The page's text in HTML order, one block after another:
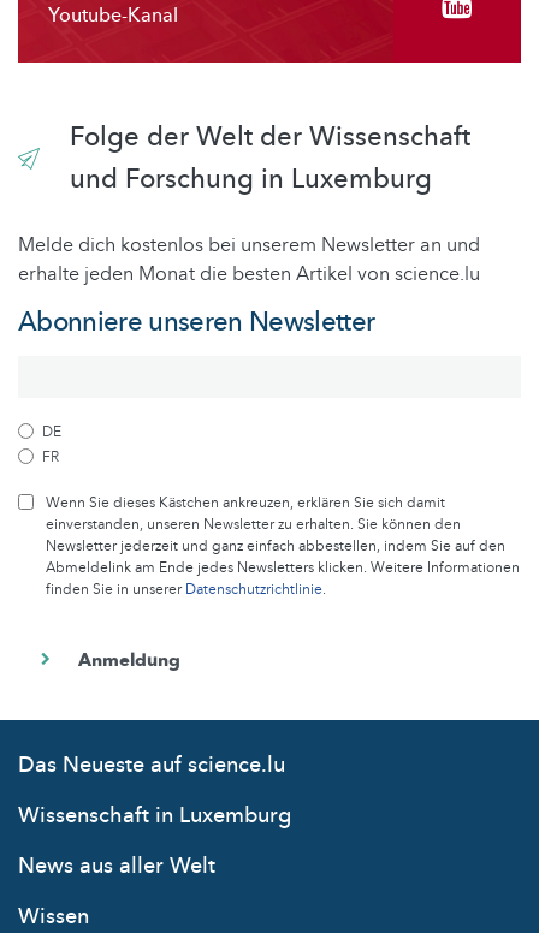
Youtube-Kanal
Folge der Welt der Wissenschaft
und Forschung in Luxemburg
Melde dich kostenlos bei unserem Newsletter an und
erhalte jeden Monat die besten Artikel von science.lu
Abonniere unseren Newsletter
DE
FR
Wenn Sie dieses Kästchen ankreuzen, erklären Sie sich damit
einverstanden, unseren Newsletter zu erhalten. Sie können den
Newsletter jederzeit und ganz einfach abbestellen, indem Sie auf den
Abmeldelink am Ende jedes Newsletters klicken. Weitere Informationen
finden Sie in unsererDatenschutzrichtlinie.
Das Neueste auf science.lu
Wissenschaft in Luxemburg
News aus aller Welt
Wissen